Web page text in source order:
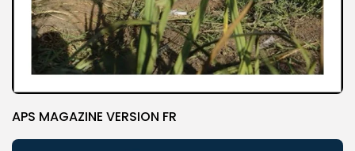
APS MAGAZINE VERSION FR